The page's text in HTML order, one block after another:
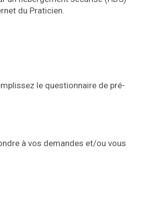
du Praticien.
le questionnaire de pré-
à vos demandes et/ou vous